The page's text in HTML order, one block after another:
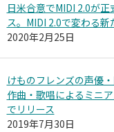
日米合意でMIDI 2.0が
ス。MIDI 2.0で変わる
2020年2月25日
けものフレンズの声優
作曲・歌唱によるミニ
でリリース
2019年7月30日